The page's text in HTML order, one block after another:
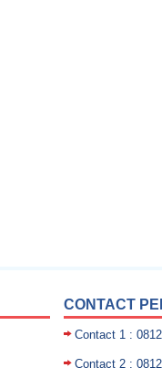
CONTACT
Contact 1 :
Contact 2 :